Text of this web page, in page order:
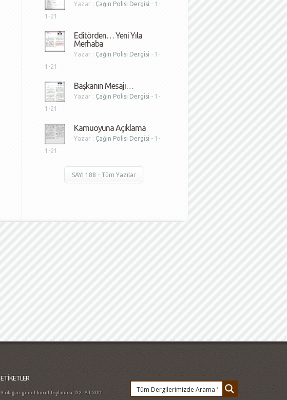
Yazar : Çağın Polisi Dergisi - 1-
1-21
Editörden… Yeni Yıla
Merhaba
Yazar : Çağın Polisi Dergisi - 1-
1-21
Başkanın Mesajı…
Yazar : Çağın Polisi Dergisi - 1-
1-21
Kamuoyuna Açıklama
Yazar : Çağın Polisi Dergisi - 1-
1-21
SAYI 188 - Tüm Yazılar
bağımlılığı aralık 2016 şehitler
küçükosman atama nisan 2015 atatürkün dış